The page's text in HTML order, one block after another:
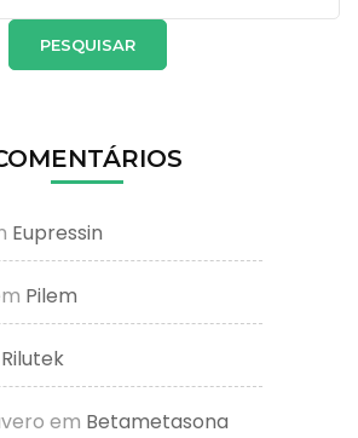
Eupressin
Pilem
Rilutek
em Betametasona